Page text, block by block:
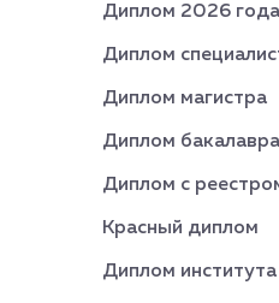
Диплом 2026 года
Диплом
Диплом магистра
Диплом бакалавра
Диплом с
Красный диплом
Диплом института